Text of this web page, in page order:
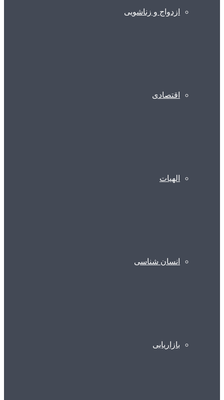
ازدواج و زناشویی
اقتصادی
الهیات
انسان شناسی
بازاریابی